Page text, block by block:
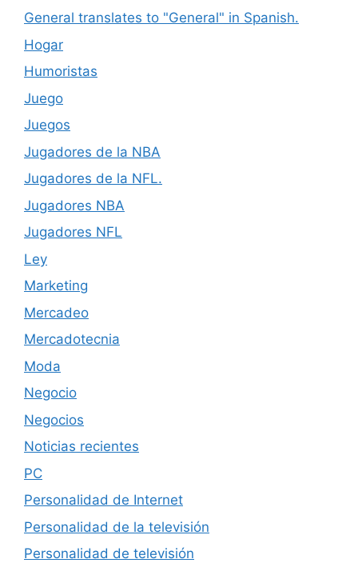
General translates to "General" in Spanish.
Hogar
Humoristas
Juego
Juegos
Jugadores de la NBA
Jugadores de la NFL.
Jugadores NBA
Jugadores NFL
Ley
Marketing
Mercadeo
Mercadotecnia
Moda
Negocio
Negocios
Noticias recientes
PC
Personalidad de Internet
Personalidad de la televisión
Personalidad de televisión